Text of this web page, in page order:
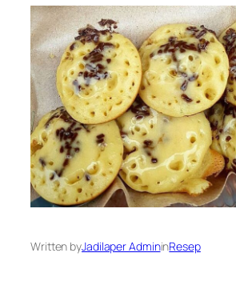
Written byJadilaper AdmininResep